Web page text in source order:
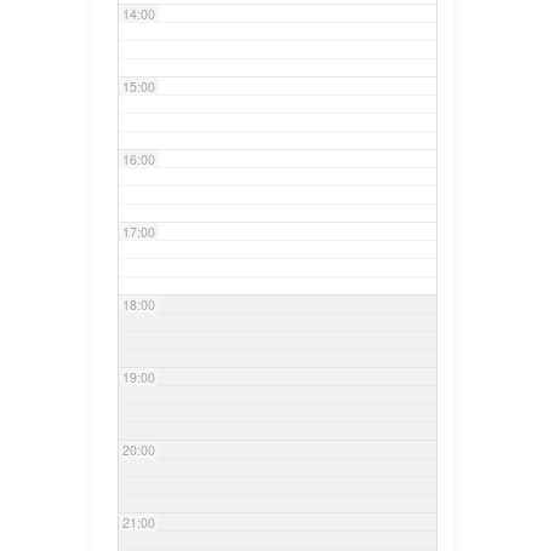
14:00
15:00
16:00
17:00
18:00
19:00
20:00
21:00